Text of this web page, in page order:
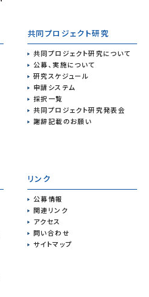
共同プロジェクト研究
共同プロジェクト研究について
公募、実施について
研究スケジュール
申請システム
採択一覧
共同プロジェクト研究発表会
謝辞記載のお願い
リンク
公募情報
関連リンク
アクセス
問い合わせ
サイトマップ